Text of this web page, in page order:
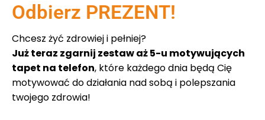
Odbierz PREZENT!
Chcesz żyć zdrowiej i pełniej?
Już teraz zgarnij zestaw aż 5-u motywujących
tapet na telefon, które każdego dnia będą Cię
motywować do działania nad sobą i polepszania
twojego zdrowia!